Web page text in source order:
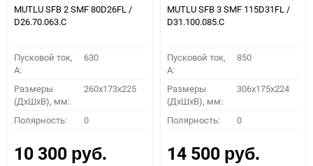
MUTLU SFB 2 SMF 80D26FL /
D26.70.063.C
Пусковой ток,
A:
630
Размеры
(ДхШхВ), мм:
260x173x225
Полярность: 0
10 300 руб.
MUTLU SFB 3 SMF 115D31FL /
D31.100.085.C
Пусковой ток,
A:
850
Размеры
(ДхШхВ), мм:
306x175x224
Полярность: 0
14 500 руб.